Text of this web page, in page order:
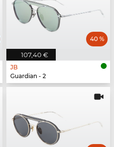
107,40 €
40 %
JB
Guardian - 2